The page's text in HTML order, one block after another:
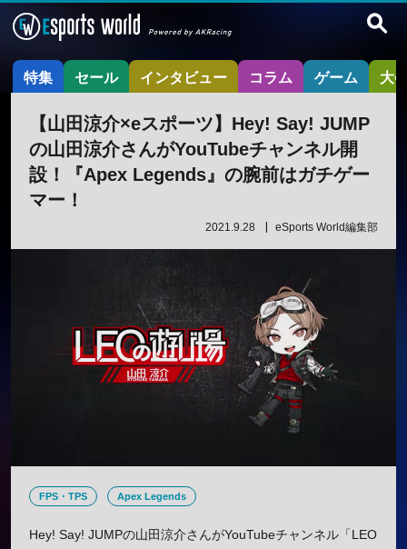
特集 セール インタビュー コラム ゲーム 大
【山田涼介×eスポーツ】Hey! Say! JUMP
の山田涼介さんがYouTubeチャンネル開
設！『Apex Legends』の腕前はガチゲー
マー！
2021.9.28 eSports World編集部
FPS・TPS Apex Legends
Hey! Say! JUMPの山田涼介さんがYouTubeチャンネル「LEO